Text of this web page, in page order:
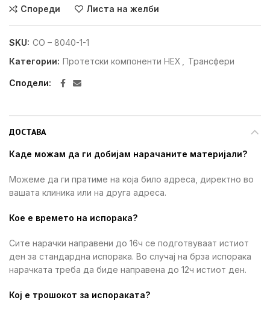
Спореди Листа на желби
SKU: CO – 8040-1-1
Категории: Протетски компоненти HEX Трансфери
Сподели
ДОСТАВА
Каде можам да ги добијам нарачаните материјали?
Можеме да ги пратиме на која било адреса, директно во
вашата клиника или на друга адреса.
Кое е времето на испорака?
Сите нарачки направени до 16ч се подготвуваат истиот
ден за стандардна испорака. Во случај на брза испорака
нарачката треба да биде направена до 12ч истиот ден.
Кој е трошокот за испораката?